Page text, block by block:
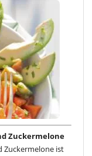
Zuckermelone
Zuckermelone ist